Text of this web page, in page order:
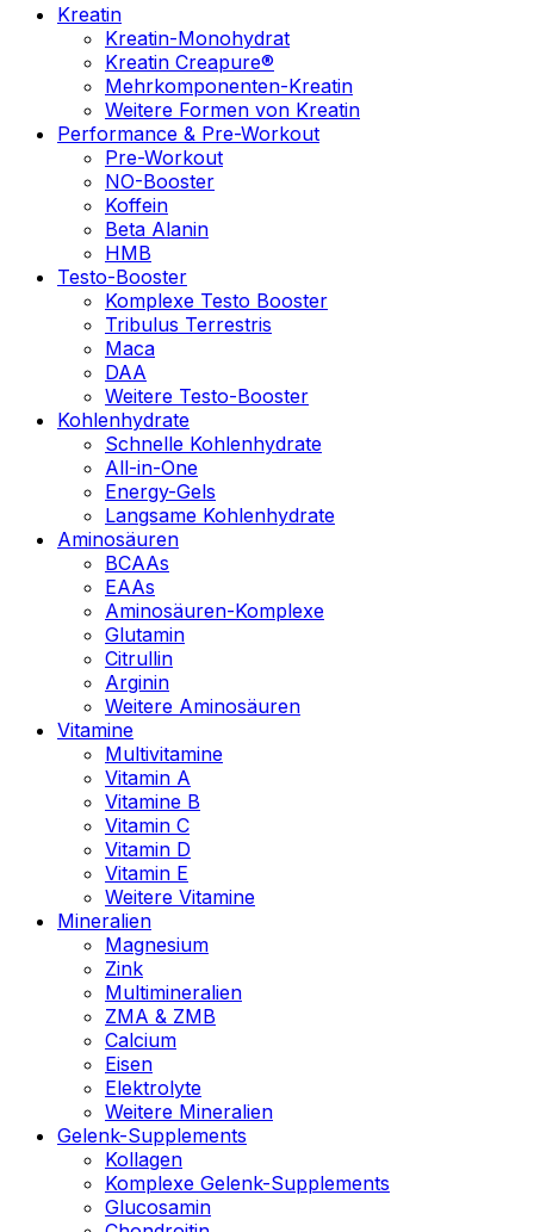
Kreatin
Kreatin-Monohydrat
Kreatin Creapure®
Mehrkomponenten-Kreatin
Weitere Formen von Kreatin
Performance & Pre-Workout
Pre-Workout
NO-Booster
Koffein
Beta Alanin
HMB
Testo-Booster
Komplexe Testo Booster
Tribulus Terrestris
Maca
DAA
Weitere Testo-Booster
Kohlenhydrate
Schnelle Kohlenhydrate
All-in-One
Energy-Gels
Langsame Kohlenhydrate
Aminosäuren
BCAAs
EAAs
Aminosäuren-Komplexe
Glutamin
Citrullin
Arginin
Weitere Aminosäuren
Vitamine
Multivitamine
Vitamin A
Vitamine B
Vitamin C
Vitamin D
Vitamin E
Weitere Vitamine
Mineralien
Magnesium
Zink
Multimineralien
ZMA & ZMB
Calcium
Eisen
Elektrolyte
Weitere Mineralien
Gelenk-Supplements
Kollagen
Komplexe Gelenk-Supplements
Glucosamin